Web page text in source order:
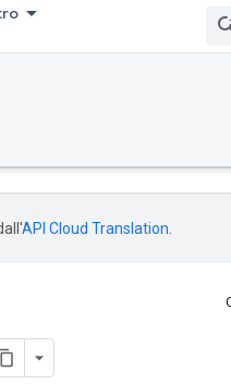
API Cloud Translation